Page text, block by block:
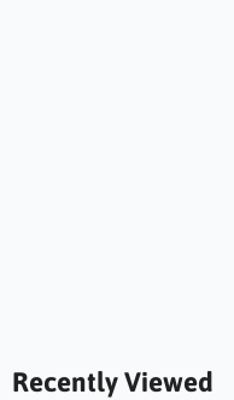
Recently Viewed